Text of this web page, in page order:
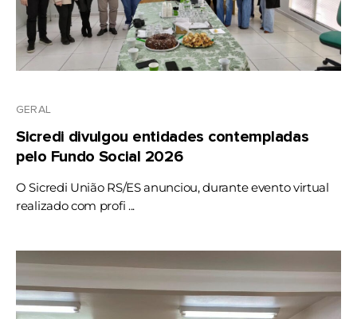
GERAL
Sicredi divulgou entidades contempladas
pelo Fundo Social 2026
O Sicredi União RS/ES anunciou, durante evento virtual
realizado com profi ...